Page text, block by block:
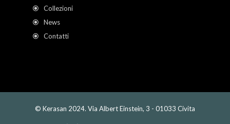
Collezioni
News
Contatti
© Kerasan 2024. Via Albert Einstein, 3 - 01033 Civita